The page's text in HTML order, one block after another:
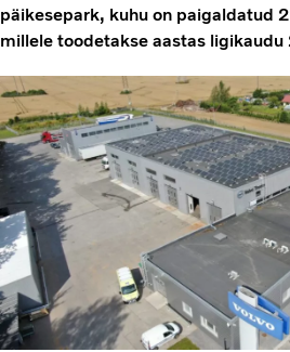
päikesepark, kuhu on paigaldatud
millele toodetakse aastas